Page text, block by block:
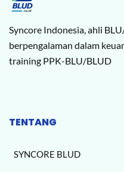
Syncore Indonesia, ahli
berpengalaman dalam
training PPK-BLU/BLUD
TENTANG
SYNCORE BLUD